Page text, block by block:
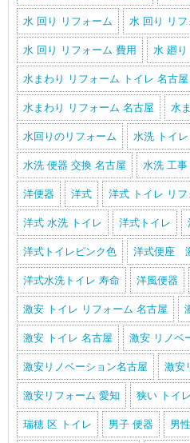
水 回り リフォーム 水 回り リ
水 回り リフォーム 費用 水 廻り
水まわり リフォーム トイレ 名古屋
水まわり リフォーム 名古屋 水
水回りのリフォーム 水洗 トイレ
水洗 便器 交換 名古屋 水洗 工事
洋便器 洋式 洋式 トイレ リフ
洋式 水洗 トイレ 洋式トイレ
洋式トイレピンク色 洋式便座
洋式水洗トイレ 寿命 洋風便器
激安 トイレ リフォーム 名古屋
激安 トイレ 名古屋 激安 リノベ
激安リノベーション名古屋 激安
激安リフォーム 愛知 狭い トイ
瑞穂 区 トイレ 男子 便器 男